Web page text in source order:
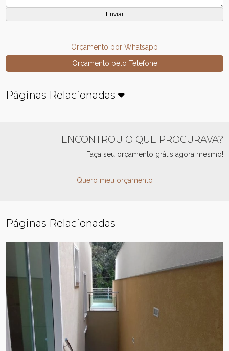
Orçamento por Whatsapp
Orçamento pelo Telefone
Páginas Relacionadas
ENCONTROU O QUE PROCURAVA?
Faça seu orçamento grátis agora mesmo!
Quero meu orçamento
Páginas Relacionadas